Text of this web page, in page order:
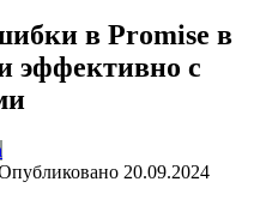
в Promise в
эффективно с
20.09.2024